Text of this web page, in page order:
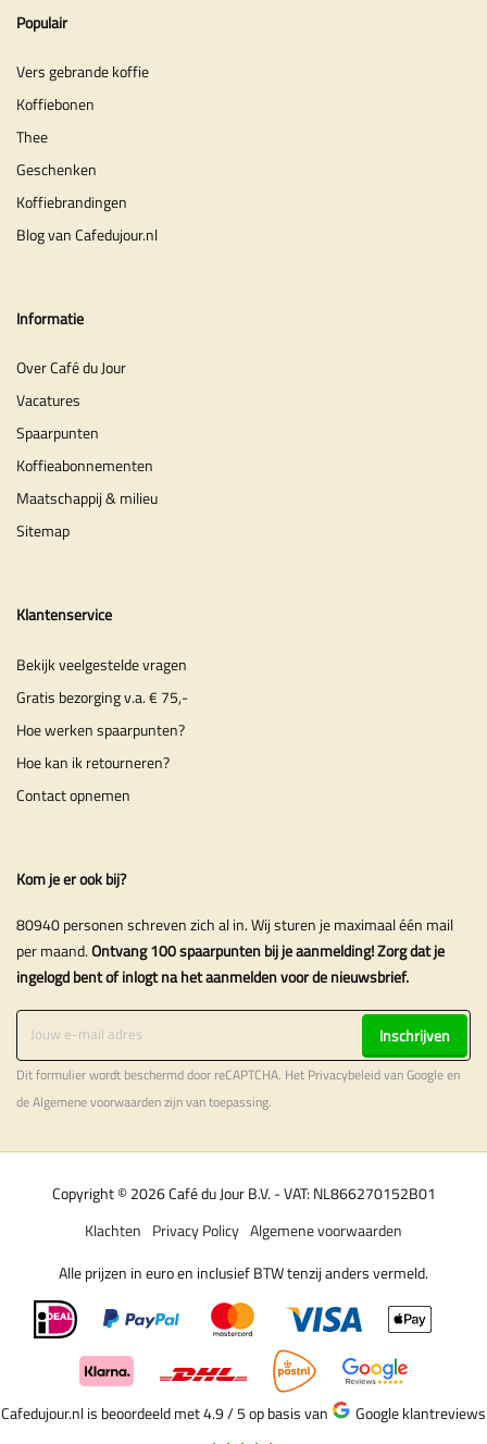
Populair
Vers gebrande koffie
Koffiebonen
Thee
Geschenken
Koffiebrandingen
Blog van Cafedujour.nl
Informatie
Over Café du Jour
Vacatures
Spaarpunten
Koffieabonnementen
Maatschappij & milieu
Sitemap
Klantenservice
Bekijk veelgestelde vragen
Gratis bezorging v.a. € 75,-
Hoe werken spaarpunten?
Hoe kan ik retourneren?
Contact opnemen
Kom je er ook bij?
80940 personen schreven zich al in. Wij sturen je maximaal één mail
per maand.Ontvang 100 spaarpunten bij je aanmelding! Zorg dat je
ingelogd bent of inlogt na het aanmelden voor de nieuwsbrief.
Inschrijven
Dit formulier wordt beschermd door reCAPTCHA. Het Privacybeleidvan Google en
deAlgemene voorwaardenzijn van toepassing.
Copyright © 2026 Café du Jour B.V. - VAT: NL866270152B01
Algemene voorwaarden
Privacy Policy
Klachten
Alle prijzen in euro en inclusief BTW tenzij anders vermeld.
Cafedujour.nl is beoordeeld met 4.9 / 5op basis van Google klantreviews